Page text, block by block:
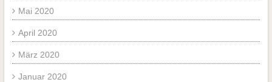
Mai 2020
April 2020
März 2020
Januar 2020